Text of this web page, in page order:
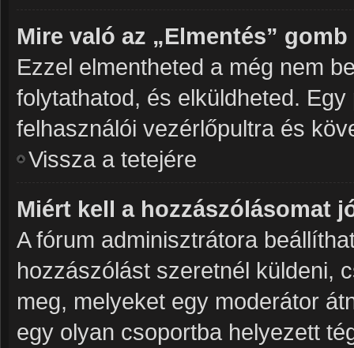
Mire való az „Elmentés”
Ezzel elmentheted a még nem
folytathatod, és elküldheted.
felhasználói vezérlőpultra és
Vissza a tetejére
Miért kell a hozzászólásomat
A fórum adminisztrátora
hozzászólást szeretnél küldeni,
meg, melyeket egy moderátor
egy olyan csoportba helyezett